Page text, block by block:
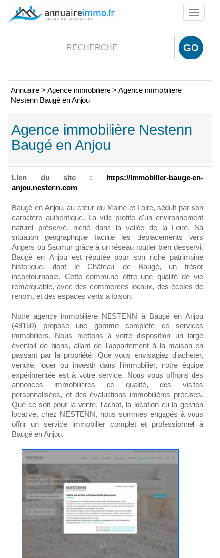
Toggle
Annuaire > Agence immobilière > Agence immobilière
Nestenn Baugé en Anjou
Agence immobilière Nestenn
Baugé en Anjou
Lien du site :
https://immobilier-bauge-en-
anjou.nestenn.com
Baugé en Anjou, au cœur du Maine-et-Loire, séduit par son
caractère authentique. La ville profite d'un environnement
naturel préservé, niché dans la vallée de la Loire. Sa
situation géographique facilite les déplacements vers
Angers ou Saumur grâce à un réseau routier bien desservi.
Baugé en Anjou est réputée pour son riche patrimoine
historique, dont le Château de Baugé, un trésor
incontournable. Cette commune offre une qualité de vie
remarquable, avec des commerces locaux, des écoles de
renom, et des espaces verts à foison.
Notre agence immobilière NESTENN à Baugé en Anjou
(49150) propose une gamme complète de services
immobiliers. Nous mettons à votre disposition un large
éventail de biens, allant de l'appartement à la maison en
passant par la propriété. Que vous envisagiez d'acheter,
vendre, louer ou investir dans l'immobilier, notre équipe
expérimentée est à votre service. Nous vous offrons des
annonces immobilières de qualité, des visites
personnalisées, et des évaluations immobilières précises.
Que ce soit pour la vente, l'achat, la location ou la gestion
locative, chez NESTENN, nous sommes engagés à vous
offrir un service immobilier complet et professionnel à
Baugé en Anjou.